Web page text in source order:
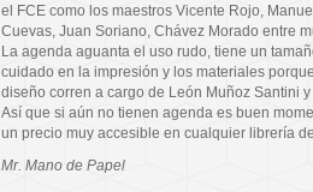
el FCE como los maestros Vicente Rojo,
Cuevas, Juan Soriano, Chávez Morado entre
La agenda aguanta el uso rudo, tiene un
cuidado en la impresión y los materiales
diseño corren a cargo de León Muñoz Santini y
Así que si aún no tienen agenda es buen
un precio muy accesible en cualquier librería
Mr. Mano de Papel